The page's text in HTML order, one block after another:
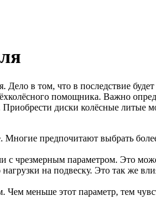
в том, что в последствие
помощника. Важно
Приобрести диски колёсные литые
Многие предпочитают выбрать
чрезмерным параметром. Это
на подвеску. Это так же
меньше этот параметр, тем